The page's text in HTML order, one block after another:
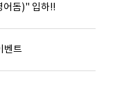
어돔)" 입하!!
벤트